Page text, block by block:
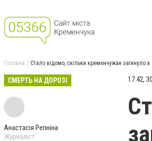
Головна Стало відомо, скільки кременчужан загинуло
СМЕРТЬ НА ДОРОЗІ
Анастасія Репніна
Журналіст
17:42,